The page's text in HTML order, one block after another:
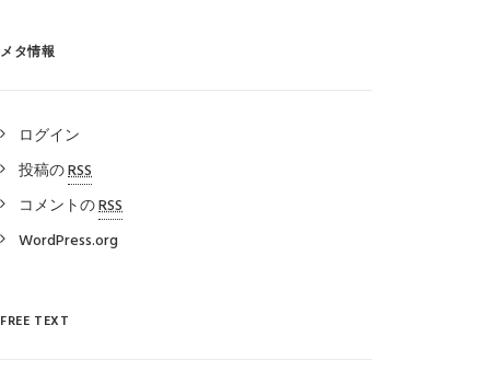
メタ情報
ログイン
投稿のRSS
コメントのRSS
WordPress.org
FREE TEXT